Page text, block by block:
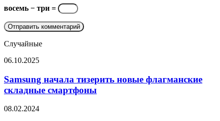
восемь − три =
Случайные
Samsung
тизерить
новые
флагманские
смартфоны
06.10.2025
Samsung начала тизерить новые флагманские
складные смартфоны
Гарнитура
08.02.2024